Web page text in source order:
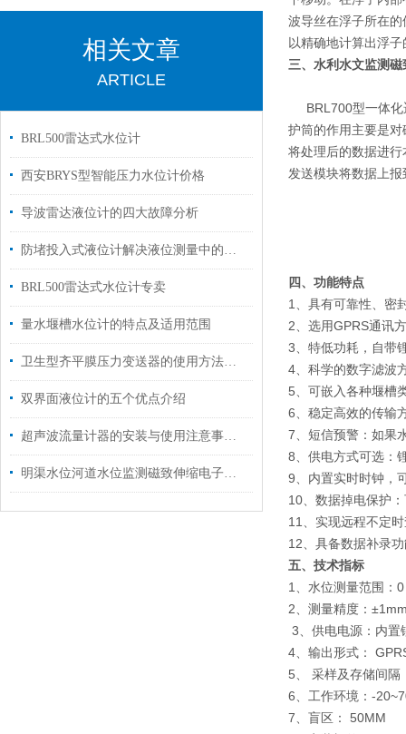
相关文章
ARTICLE
BRL500雷达式水位计
西安BRYS型智能压力水位计价格
导波雷达液位计的四大故障分析
防堵投入式液位计解决液位测量中的挑战
BRL500雷达式水位计专卖
量水堰槽水位计的特点及适用范围
卫生型齐平膜压力变送器的使用方法注意事项
双界面液位计的五个优点介绍
超声波流量计器的安装与使用注意事项说明
明渠水位河道水位监测磁致伸缩电子水尺
波导丝在浮子所在
以精确地计算出浮
三、 水利水文监测
BRL700型一体化
护筒的作用主要是
将处理后的数据进
发送模块将数据上
四、 功能特点
1、具有可靠性、密
2、选用GPRS通讯
3、特低功耗，自带
4、科学的数字滤波
5、可嵌入各种堰槽
6、稳定高效的传输
7、短信预警：如果
8、供电方式可选：
9、内置实时时钟，
10、数据掉电保护
11、实现远程不定
12、具备数据补录
五、 技术指标
1、水位测量范围：
2、测量精度：
3、供电电源：内置
4、输出形式：
5、 采样及存储间隔
6、工作环境：-
7、盲区： 50MM